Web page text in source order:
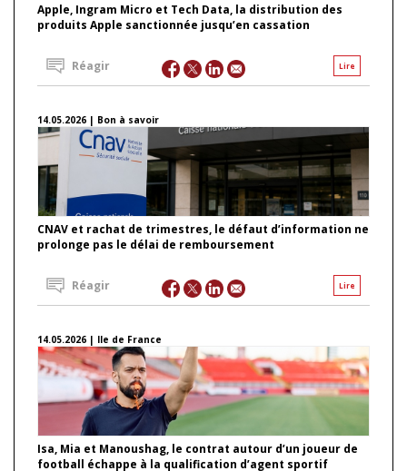
Apple, Ingram Micro et Tech Data, la distribution des
produits Apple sanctionnée jusqu’en cassation
Lire
Réagir
14.05.2026 | Bon à savoir
CNAV et rachat de trimestres, le défaut d’information ne
prolonge pas le délai de remboursement
Lire
Réagir
14.05.2026 | Ile de France
Isa, Mia et Manoushag, le contrat autour d’un joueur de
football échappe à la qualification d’agent sportif